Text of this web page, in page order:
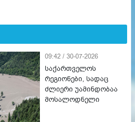
09:42 / 30-07-2026
საქართველოს
რეგიონები, სადაც
ძლიერი უამინდობაა
მოსალოდნელი